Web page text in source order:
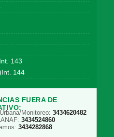
143
144
FUERA DE
Monitoreo: 3434620482
ANAF: 3434524860
3434282868